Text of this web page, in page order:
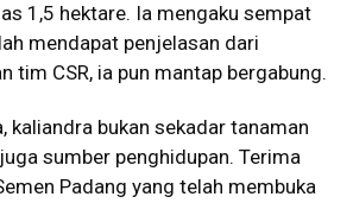
1,5 hektare. Ia mengaku sempat
mendapat penjelasan dari
tim CSR, ia pun mantap bergabung.
kaliandra bukan sekadar tanaman
sumber penghidupan. Terima
Padang yang telah membuka